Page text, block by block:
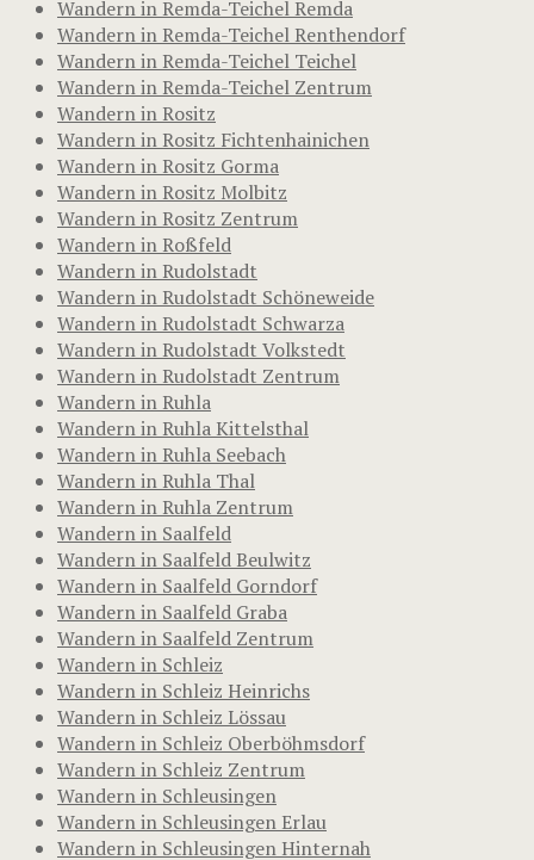
Wandern in Remda-Teichel Remda
Wandern in Remda-Teichel Renthendorf
Wandern in Remda-Teichel Teichel
Wandern in Remda-Teichel Zentrum
Wandern in Rositz
Wandern in Rositz Fichtenhainichen
Wandern in Rositz Gorma
Wandern in Rositz Molbitz
Wandern in Rositz Zentrum
Wandern in Roßfeld
Wandern in Rudolstadt
Wandern in Rudolstadt Schöneweide
Wandern in Rudolstadt Schwarza
Wandern in Rudolstadt Volkstedt
Wandern in Rudolstadt Zentrum
Wandern in Ruhla
Wandern in Ruhla Kittelsthal
Wandern in Ruhla Seebach
Wandern in Ruhla Thal
Wandern in Ruhla Zentrum
Wandern in Saalfeld
Wandern in Saalfeld Beulwitz
Wandern in Saalfeld Gorndorf
Wandern in Saalfeld Graba
Wandern in Saalfeld Zentrum
Wandern in Schleiz
Wandern in Schleiz Heinrichs
Wandern in Schleiz Lössau
Wandern in Schleiz Oberböhmsdorf
Wandern in Schleiz Zentrum
Wandern in Schleusingen
Wandern in Schleusingen Erlau
Wandern in Schleusingen Hinternah